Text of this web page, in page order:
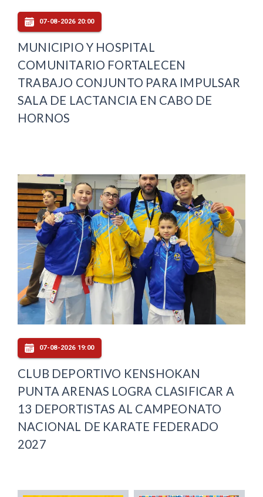
07-08-2026 20:00
MUNICIPIO Y HOSPITAL
COMUNITARIO FORTALECEN
TRABAJO CONJUNTO PARA IMPULSAR
SALA DE LACTANCIA EN CABO DE
HORNOS
07-08-2026 19:00
CLUB DEPORTIVO KENSHOKAN
PUNTA ARENAS LOGRA CLASIFICAR A
13 DEPORTISTAS AL CAMPEONATO
NACIONAL DE KARATE FEDERADO
2027